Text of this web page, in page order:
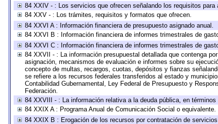
84 XXIV - : Los servicios que ofrecen señalando los requisitos para
84 XXV - : Los trámites, requisitos y formatos que ofrecen.
84 XXVI A : Información financiera de presupuesto asignado anual.
84 XXVI B : Información financiera de informes trimestrales de
84 XXVI C : Información financiera de informes trimestrales de
84 XXVII - : La información presupuestal detallada que contenga
asignación, mecanismos de evaluación e informes sobre su
concepto de multas, recargos, cuotas, depósitos y fianzas
se refiere a los recursos federales transferidos al estado y
Contabilidad Gubernamental, Ley Federal de Presupuesto y
Federación.
84 XXVIII - : La información relativa a la deuda pública, en
84 XXIX A : Programa Anual de Comunicación Social o equivalente.
84 XXIX B : Erogación de los recursos por contratación de